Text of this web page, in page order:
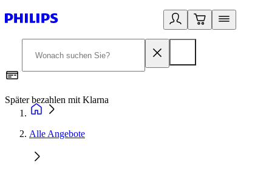
Später bezahlen mit Klarna
Alle Angebote